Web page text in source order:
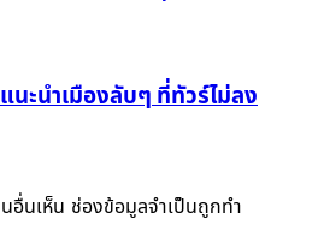
นะนำเมืองลับๆ ที่ทัวร์ไม่ลง
อื่นเห็น ช่องข้อมูลจำเป็นถูกทำ